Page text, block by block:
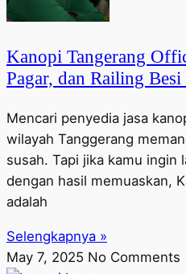
Kanopi Tangerang
Pagar, dan Railing
Mencari penyedia jasa
wilayah Tanggerang
susah. Tapi jika kamu ingin
dengan hasil memuaskan,
adalah
Selengkapnya »
May 7, 2025 No Comments